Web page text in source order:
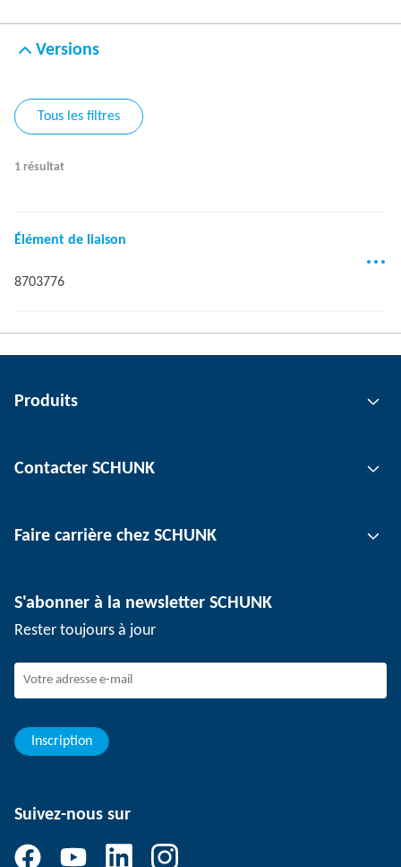
Versions
Tous les filtres
1 résultat
Élément de liaison
8703776
Produits
Technologie d'automatisation
Technologie de serrage de pièce
Contacter SCHUNK
Sites
Événements
Faire carrière chez SCHUNK
SCHUNK en tant qu'employeur
Rejoindre SCHUNK
Vos avantages
S'abonner à la newsletter SCHUNK
Rester toujours à jour
Inscription
Suivez-nous sur